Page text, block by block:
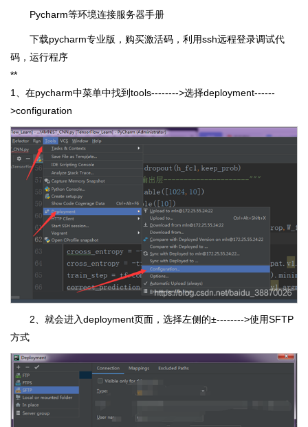
Pycharm等环境连接服务器手册
下载pycharm专业版，购买激活码，利用ssh远程登录调试代
码，运行程序
**
1、在pycharm中菜单中找到tools-------->选择deployment------
>configuration
2、就会进入deployment页面，选择左侧的±-------->使用SFTP
方式